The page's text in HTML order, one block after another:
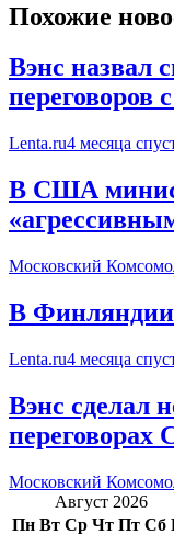
Похожие
Вэнс назвал
переговоров
Lenta.ru4 месяца
В США
Московский
В Финляндии
Lenta.ru4 месяца
Вэнс сделал
Московский
Август 2026
Пн Вт Ср Чт Пт Сб